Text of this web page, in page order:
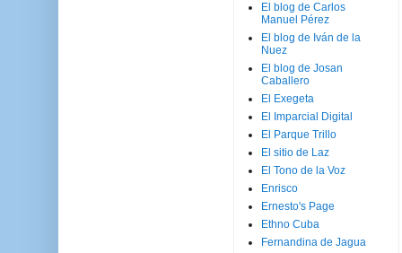
El blog de Carlos
Manuel Pérez
El blog de Iván de la
Nuez
El blog de Josan
Caballero
El Exegeta
El Imparcial Digital
El Parque Trillo
El sitio de Laz
El Tono de la Voz
Enrisco
Ernesto's Page
Ethno Cuba
Fernandina de Jagua